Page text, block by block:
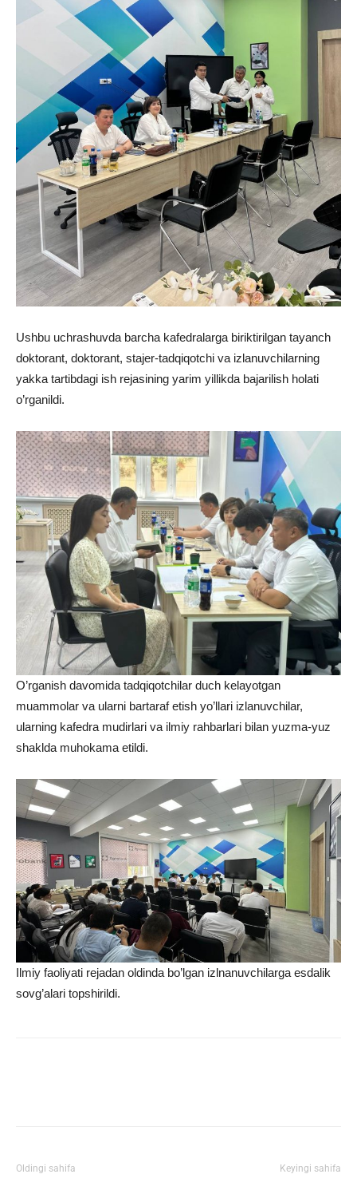
Ushbu uchrashuvda barcha kafedralarga biriktirilgan tayanch
doktorant, doktorant, stajer-tadqiqotchi va izlanuvchilarning
yakka tartibdagi ish rejasining yarim yillikda bajarilish holati
o’rganildi.
O’rganish davomida tadqiqotchilar duch kelayotgan
muammolar va ularni bartaraf etish yo’llari izlanuvchilar,
ularning kafedra mudirlari va ilmiy rahbarlari bilan yuzma-yuz
shaklda muhokama etildi.
Ilmiy faoliyati rejadan oldinda bo’lgan izlnanuvchilarga esdalik
sovg’alari topshirildi.
Oldingi sahifa Keyingi sahifa